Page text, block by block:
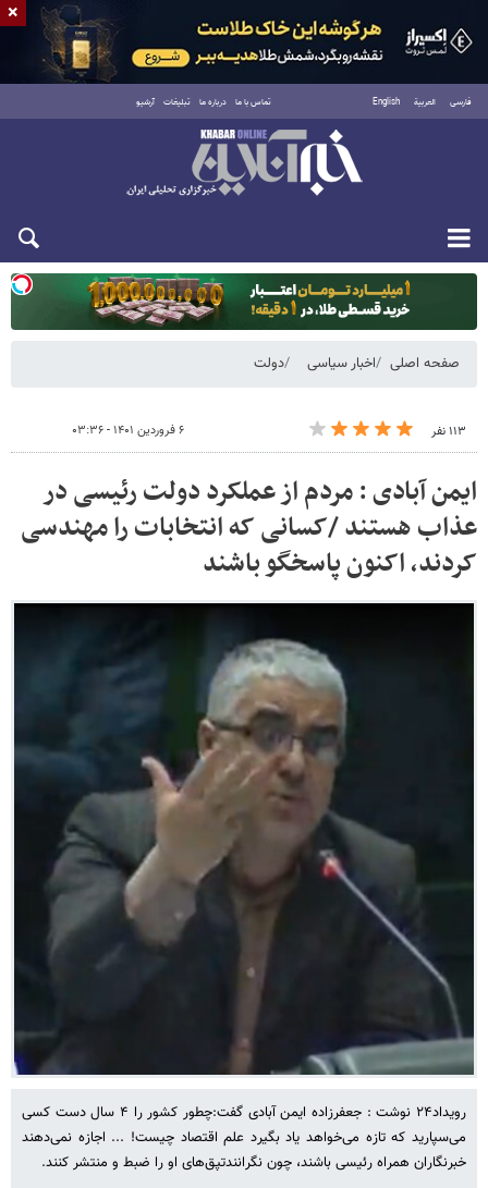
فارسی العربية English تماس با ما درباره ما تبلیغات آرشیو
یکشنبه ۱۸ مرداد ۱۴۰۵
صفحه اصلی اخبار سیاسی دولت
۱۱۳ نفر ۶ فروردین ۱۴۰۱ - ۰۳:۳۶
ایمن آبادی : مردم از عملکرد دولت رئیسی در
عذاب هستند /کسانی که انتخابات را مهندسی
کردند، اکنون پاسخگو باشند
رویداد۲۴ نوشت : جعفرزاده ایمن آبادی گفت:چطور کشور را ۴ سال دست کسی
می‌سپارید که تازه می‌خواهد یاد بگیرد علم اقتصاد چیست! ... اجازه نمی‌دهند
خبرنگاران همراه رئیسی باشند، چون نگرانندتپق‌های او را ضبط و منتشر کنند.
×